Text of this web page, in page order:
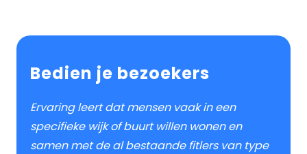
Bedien je bezoekers
Ervaring leert dat mensen vaak in een
specifieke wijk of buurt willen wonen en
samen met de al bestaande fitlers van type